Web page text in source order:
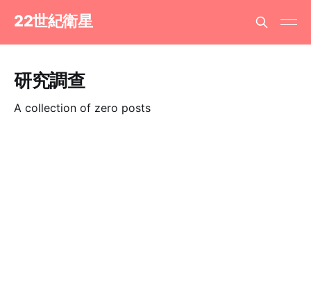
22世紀衛星
研究調查
A collection of zero posts